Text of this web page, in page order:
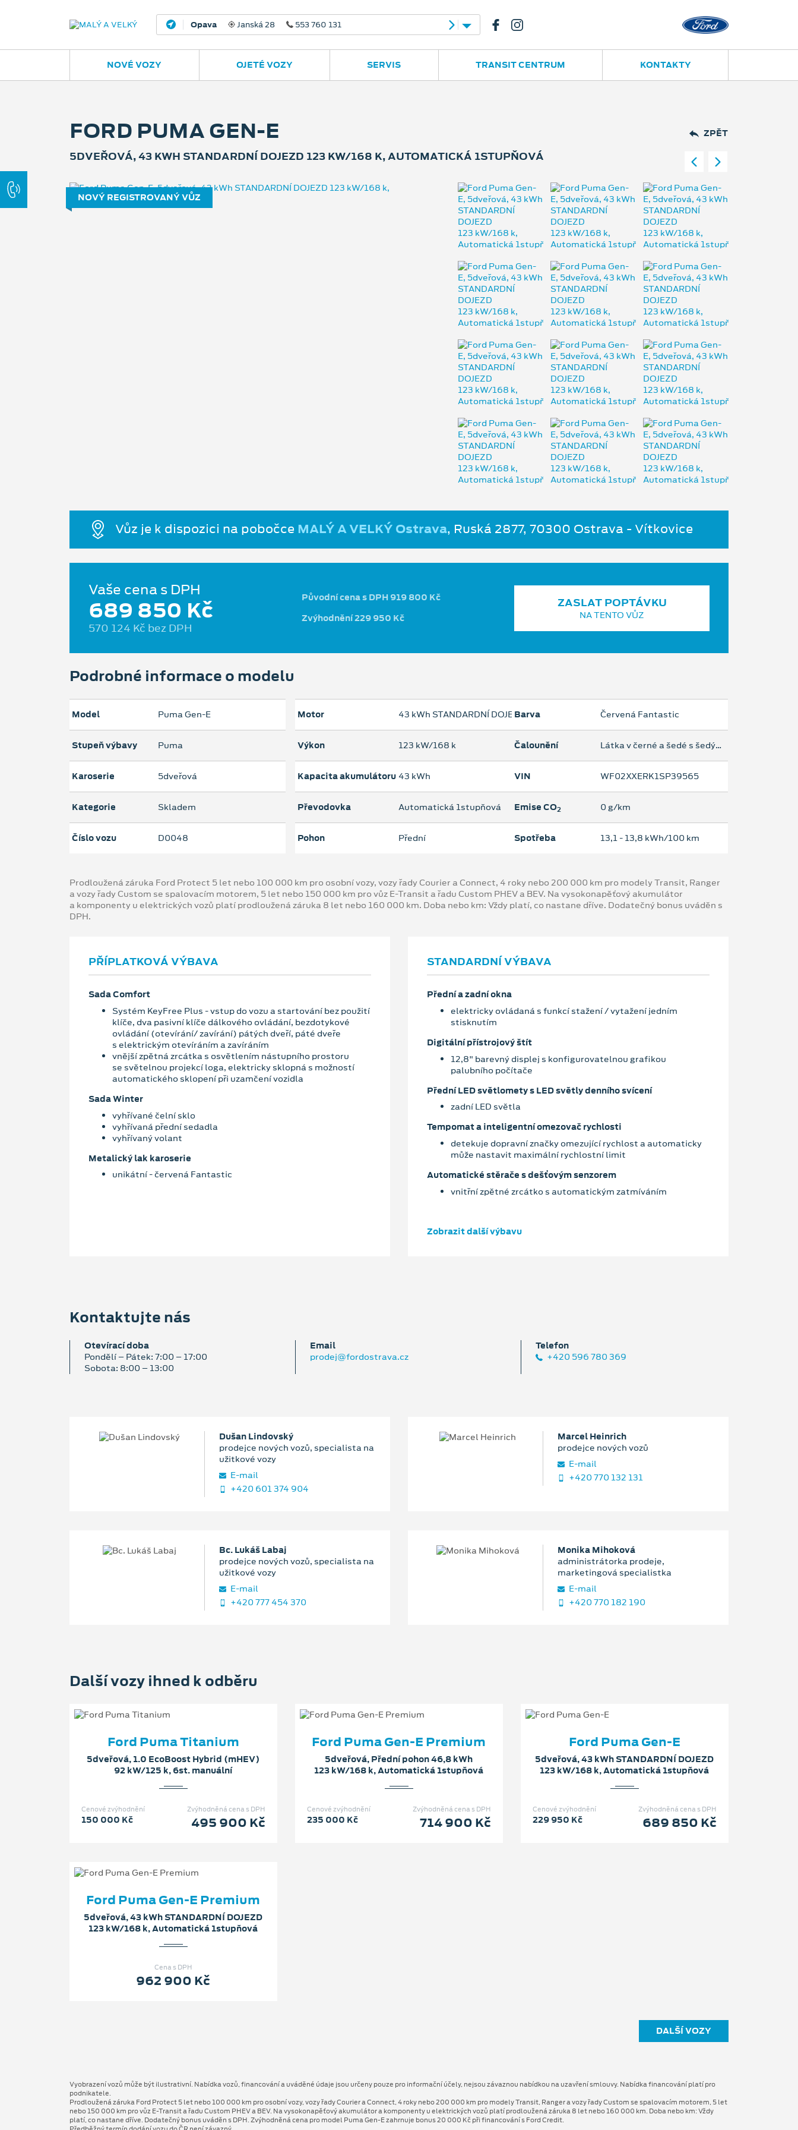
Ostrava - Vítkovice Ruská 2877 Opava
NOVÉ VOZY OJETÉ VOZY SERVIS TRANSIT CENTRUM KONTAKTY
ZPĚT
FORD PUMA GEN-E
5DVEŘOVÁ, 43 KWH STANDARDNÍ DOJEZD 123 KW/168 K, AUTOMATICKÁ 1STUPŇOVÁ
NOVÝ REGISTROVANÝ VŮZ
Vůz je k dispozici na pobočce MALÝ A VELKÝ Ostrava, Ruská 2877, 70300 Ostrava - Vítkovice
Vaše cena s DPH
689 850 Kč
570 124 Kč bez DPH
Původní cena s DPH 919 800 Kč
Zvýhodnění 229 950 Kč
ZASLAT POPTÁVKU
NA TENTO VŮZ
Podrobné informace o modelu
Model Puma Gen-E
Stupeň výbavy Puma
Karoserie 5dveřová
Kategorie Skladem
Číslo vozu D0048
Motor 43 kWh STANDARDNÍ DOJEZD
Výkon 123 kW/168 k
Kapacita akumulátoru 43 kWh
Převodovka Automatická 1stupňová
Pohon Přední
Barva Červená Fantastic
Čalounění Látka v černé a šedé s šedým prošíváním - Černá Black
VIN WF02XXERK1SP39565
Emise CO2 0 g/km
Spotřeba 13,1 ‐ 13,8 kWh/100 km
Prodloužená záruka Ford Protect 5 let nebo 100 000 km pro osobní vozy, vozy řady Courier a Connect, 4 roky nebo 200 000 km pro modely Transit, Ranger
a vozy řady Custom se spalovacím motorem, 5 let nebo 150 000 km pro vůz E-Transit a řadu Custom PHEV a BEV. Na vysokonapěťový akumulátor
a komponenty u elektrických vozů platí prodloužená záruka 8 let nebo 160 000 km. Doba nebo km: Vždy platí, co nastane dříve. Dodatečný bonus uváděn s
DPH.
PŘÍPLATKOVÁ VÝBAVA
Sada Comfort
Systém KeyFree Plus - vstup do vozu a startování bez použití
klíče, dva pasivní klíče dálkového ovládání, bezdotykové
ovládání (otevírání/ zavírání) pátých dveří, páté dveře
s elektrickým otevíráním a zavíráním
vnější zpětná zrcátka s osvětlením nástupního prostoru
se světelnou projekcí loga, elektricky sklopná s možností
automatického sklopení při uzamčení vozidla
Sada Winter
vyhřívané čelní sklo
vyhřívaná přední sedadla
vyhřívaný volant
Metalický lak karoserie
unikátní - červená Fantastic
STANDARDNÍ VÝBAVA
Přední a zadní okna
elektricky ovládaná s funkcí stažení / vytažení jedním
stisknutím
Digitální přístrojový štít
12,8" barevný displej s konfigurovatelnou grafikou
palubního počítače
Přední LED světlomety s LED světly denního svícení
zadní LED světla
Tempomat a inteligentní omezovač rychlosti
detekuje dopravní značky omezující rychlost a automaticky
může nastavit maximální rychlostní limit
Automatické stěrače s dešťovým senzorem
vnitřní zpětné zrcátko s automatickým zatmíváním
Zobrazit další výbavu
Kontaktujte nás
Otevírací doba
Pondělí – Pátek: 7:00 – 17:00
Sobota: 8:00 – 13:00
Email
prodej@fordostrava.cz
Telefon
+420 596 780 369
Dušan Lindovský
prodejce nových vozů, specialista na
užitkové vozy
E‑mail
+420 601 374 904
Marcel Heinrich
prodejce nových vozů
E‑mail
+420 770 132 131
Bc. Lukáš Labaj
prodejce nových vozů, specialista na
užitkové vozy
E‑mail
+420 777 454 370
Monika Mihoková
administrátorka prodeje,
marketingová specialistka
E‑mail
+420 770 182 190
Další vozy ihned k odběru
Ford Puma Titanium
5dveřová, 1.0 EcoBoost Hybrid (mHEV)
92 kW/125 k, 6st. manuální
Zvýhodněná cena s DPH
495 900 Kč
Cenové zvýhodnění
150 000 Kč
Ford Puma Gen-E Premium
5dveřová, Přední pohon 46,8 kWh
123 kW/168 k, Automatická 1stupňová
Zvýhodněná cena s DPH
714 900 Kč
Cenové zvýhodnění
235 000 Kč
Ford Puma Gen-E
5dveřová, 43 kWh STANDARDNÍ DOJEZD
123 kW/168 k, Automatická 1stupňová
Zvýhodněná cena s DPH
689 850 Kč
Cenové zvýhodnění
229 950 Kč
Ford Puma Gen-E Premium
5dveřová, 43 kWh STANDARDNÍ DOJEZD
123 kW/168 k, Automatická 1stupňová
Cena s DPH
962 900 Kč
DALŠÍ VOZY
Vyobrazení vozů může být ilustrativní. Nabídka vozů, financování a uváděné údaje jsou určeny pouze pro informační účely, nejsou závaznou nabídkou na uzavření smlouvy. Nabídka financování platí pro
podnikatele.
Prodloužená záruka Ford Protect 5 let nebo 100 000 km pro osobní vozy, vozy řady Courier a Connect, 4 roky nebo 200 000 km pro modely Transit, Ranger a vozy řady Custom se spalovacím motorem, 5 let
nebo 150 000 km pro vůz E-Transit a řadu Custom PHEV a BEV. Na vysokonapěťový akumulátor a komponenty u elektrických vozů platí prodloužená záruka 8 let nebo 160 000 km. Doba nebo km: Vždy
platí, co nastane dříve. Dodatečný bonus uváděn s DPH. Zvýhodněná cena pro model Puma Gen⁠-⁠E zahrnuje bonus 20 000 Kč při financování s Ford Credit.